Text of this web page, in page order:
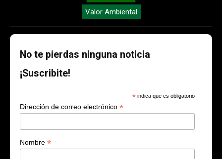
Valor Ambiental
No te pierdas ninguna noticia
¡Suscribite!
* indica que es obligatorio
Dirección de correo electrónico *
Nombre *